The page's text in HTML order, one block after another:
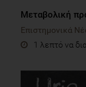
Μεταβολική
Επιστημονικά
1 λεπτό να